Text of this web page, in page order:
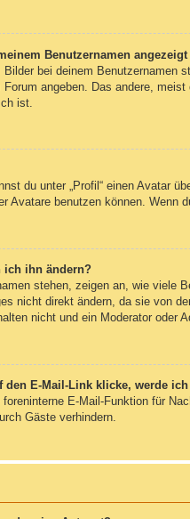
Benutzernamen
bei deinem
angeben. Das andere,
ist.
du unter „Profil“ einen Avatar
Avatare benutzen können.
ich ihn ändern?
stehen, zeigen an, wie viele
nicht direkt ändern, da sie von
nicht und ein Moderator oder
den E-Mail-Link klicke, werde
E-Mail-Funktion für
Gäste verhindern.